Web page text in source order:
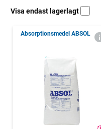
Visa endast lagerlagt
Absorptionsmedel ABSOL